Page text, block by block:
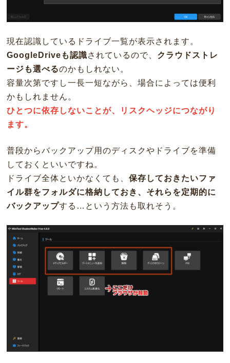
現在認識しているドライブ一覧が表示されます。
GoogleDriveも認識されているので、 クラウドストレ
ージも選べるのかもしれない。
容量次第ですし一長一短ながら、場合によっては便利
かもしれません。
ひとつに依存しないことが、リスクヘッジにつながり
ます。
普段からバックアップ用のディスクやドライブを準備
しておくといいですね。
ドライブ全体といかなくても、 保存しておきたいファ
イル群をフォルダに格納しておき、それらを定期的に
バックアップする…という方法も取れそう。